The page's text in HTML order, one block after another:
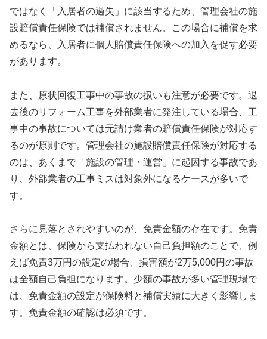
ではなく「入居者の過失」に該当するため、管理会社の施
設賠償責任保険では補償されません。この場合に補償を求
めるなら、入居者に個人賠償責任保険への加入を促す必要
があります。
また、原状回復工事中の事故の扱いも注意が必要です。退
去後のリフォーム工事を外部業者に発注している場合、工
事中の事故については元請け業者の賠償責任保険が対応す
るのが原則です。管理会社の施設賠償責任保険が対応する
のは、あくまで「施設の管理・運営」に起因する事故であ
り、外部業者の工事ミスは対象外になるケースが多いで
す。
さらに見落とされやすいのが、免責金額の存在です。免責
金額とは、保険から支払われない自己負担額のことで、例
えば免責3万円の設定の場合、損害額が2万5,000円の事故
は全額自己負担になります。少額の事故が多い管理現場で
は、免責金額の設定が保険料と補償実績に大きく影響しま
す。免責金額の確認は必須です。